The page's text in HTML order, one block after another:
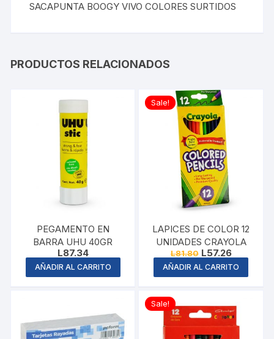
SACAPUNTA BOOGY VIVO COLORES SURTIDOS
PRODUCTOS RELACIONADOS
PEGAMENTO EN
BARRA UHU 40GR
L87.34
AÑADIR AL CARRITO
Sale!
LAPICES DE COLOR 12
UNIDADES CRAYOLA
L81.80 Original
price
was:
L81.80.
L57.26Current
price
is:
L57.26.
AÑADIR AL CARRITO
Sale!